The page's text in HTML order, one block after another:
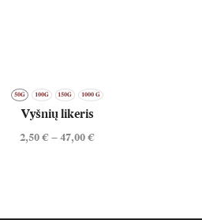
50G 100G 150G 1000 G
Vyšnių likeris
2,50€ –47,00€